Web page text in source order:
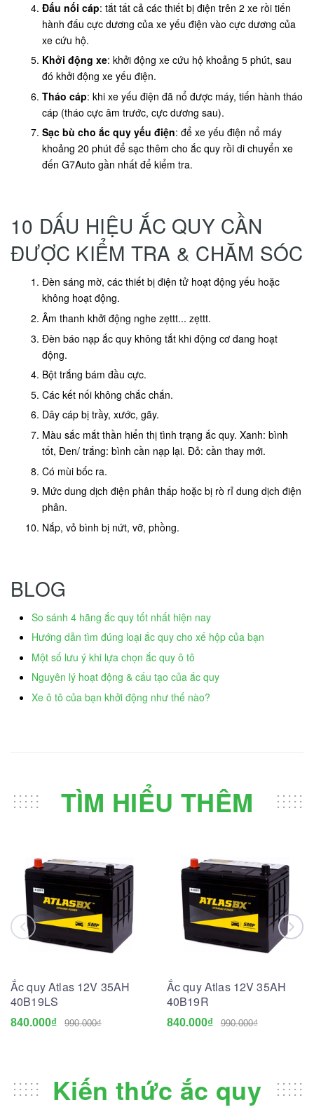
Đấu nối cáp: tắt tất cả các thiết bị điện trên 2 xe rồi tiến
hành đấu cực dương của xe yếu điện vào cực dương của
xe cứu hộ.
Khởi động xe: khởi động xe cứu hộ khoảng 5 phút, sau
đó khởi động xe yếu điện.
Tháo cáp: khi xe yếu điện đã nổ được máy, tiến hành tháo
cáp (tháo cực âm trước, cực dương sau).
Sạc bù cho ắc quy yếu điện: để xe yếu điện nổ máy
khoảng 20 phút để sạc thêm cho ắc quy rồi di chuyển xe
đến G7Auto gần nhất để kiểm tra.
10 DẤU HIỆU ẮC QUY CẦN
ĐƯỢC KIỂM TRA & CHĂM SÓC
Đèn sáng mờ, các thiết bị điện tử hoạt động yếu hoặc
không hoạt động.
Âm thanh khởi động nghe zẹttt... zẹttt.
Đèn báo nạp ắc quy không tắt khi động cơ đang hoạt
động.
Bột trắng bám đầu cực.
Các kết nối không chắc chắn.
Dây cáp bị trầy, xước, gãy.
Màu sắc mắt thần hiển thị tình trạng ắc quy. Xanh: bình
tốt, Đen/ trắng: bình cần nạp lại. Đỏ: cần thay mới.
Có mùi bốc ra.
Mức dung dịch điện phân thấp hoặc bị rò rỉ dung dịch điện
phân.
Nắp, vỏ bình bị nứt, vỡ, phồng.
BLOG
So sánh 4 hãng ắc quy tốt nhất hiện nay
Hướng dẫn tìm đúng loại ắc quy cho xế hộp của bạn
Một số lưu ý khi lựa chọn ắc quy ô tô
Nguyên lý hoạt động & cấu tạo của ắc quy
Xe ô tô của bạn khởi động như thế nào?
TÌM HIỂU THÊM
Ắc quy Atlas 12V 35AH
40B19LS
840.000₫ 990.000₫
Ắc quy Atlas 12V 35AH
40B19R
840.000₫ 990.000₫
Kiến thức ắc quy